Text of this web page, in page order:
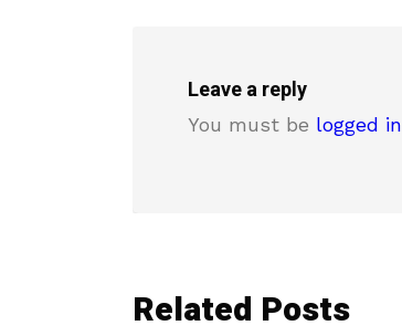
Leave a reply
You must be logged in
Related Posts